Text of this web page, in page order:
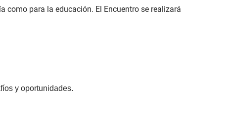
para la educación. El Encuentro se realizará
y oportunidades.